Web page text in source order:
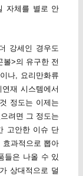
자체를 별로 안
강세인 경우도
>의 유구한 전
나, 요리만화류
재 시스템에서
정도는 이제는
려면 그 정도는
고안한 이슈 단
과적으로 뽑아
들은 나올 수 있
상대적으로 덜